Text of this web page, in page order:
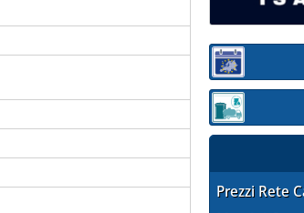
Sezione:
Sezione:
Prezzi Rete